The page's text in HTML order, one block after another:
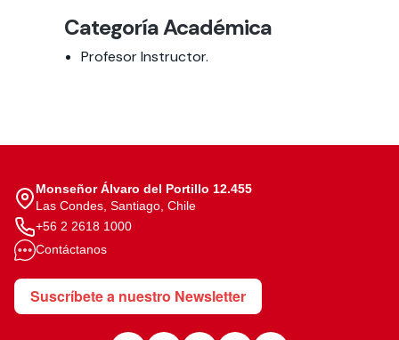
Categoría Académica
Profesor Instructor.
Monseñor Álvaro del Portillo 12.455
Las Condes, Santiago, Chile
+56 2 2618 1000
Contáctanos
Suscríbete a nuestro Newsletter